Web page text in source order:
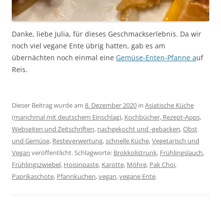
Danke, liebe Julia, für dieses Geschmackserlebnis. Da wir
noch viel vegane Ente übrig hatten, gab es am
übernächten noch einmal eine Gemüse-Enten-Pfanne auf
Reis.
Dieser Beitrag wurde am 8. Dezember 2020 in Asiatische Küche
(manchmal mit deutschem Einschlag), Kochbücher, Rezept-Apps,
Webseiten und Zeitschriften, nachgekocht und -gebacken,Obst
und Gemüse, Resteverwertung,schnelle Küche,Vegetarisch und
Vegan veröffentlicht. Schlagworte: Brokkolistrunk, Frühlingslauch,
Frühlingszwiebel, Hoisinpaste, Karotte, Möhre, Pak Choi,
Paprikaschote, Pfannkuchen,vegan,vegane Ente.